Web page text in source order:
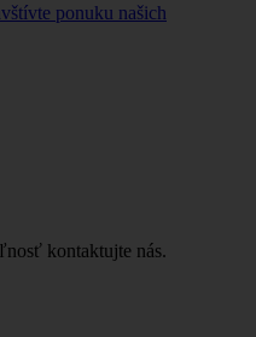
ponuku našich
kontaktujte nás.